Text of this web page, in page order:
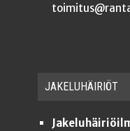
JAKE­LU­HÄI­RIÖT